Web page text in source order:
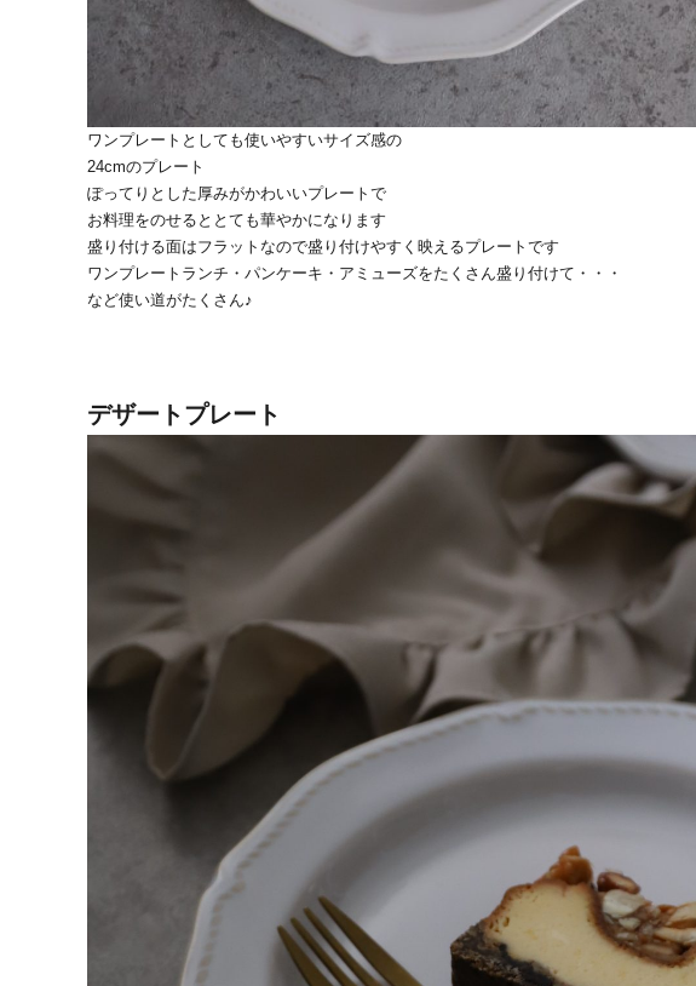
ワンプレートとしても使いやすいサイズ感の
24cmのプレート
ぽってりとした厚みがかわいいプレートで
お料理をのせるととても華やかになります
盛り付ける面はフラットなので盛り付けやすく映えるプレートです
ワンプレートランチ・パンケーキ・アミューズをたくさん盛り付けて・・・
など使い道がたくさん♪
デザートプレート